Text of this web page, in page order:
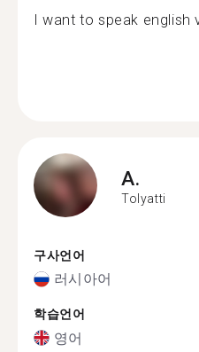
I want to speak english
A.
Tolyatti
구사언어
러시아어
학습언어
영어